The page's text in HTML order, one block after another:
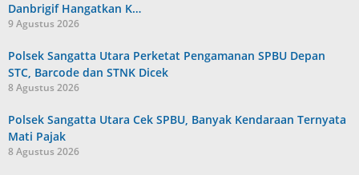
Danbrigif Hangatkan K…
9 Agustus 2026
Polsek Sangatta Utara Perketat Pengamanan SPBU Depan
STC, Barcode dan STNK Dicek
8 Agustus 2026
Polsek Sangatta Utara Cek SPBU, Banyak Kendaraan Ternyata
Mati Pajak
8 Agustus 2026